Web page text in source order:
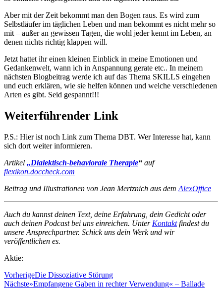
Aber mit der Zeit bekommt man den Bogen raus. Es wird zum
Selbstläufer im täglichen Leben und man bekommt es nicht mehr so
mit – außer an gewissen Tagen, die wohl jeder kennt im Leben, an
denen nichts richtig klappen will.
Jetzt hattet ihr einen kleinen Einblick in meine Emotionen und
Gedankenwelt, wann ich in Anspannung gerate etc.. In meinem
nächsten Blogbeitrag werde ich auf das Thema SKILLS eingehen
und euch erklären, wie sie helfen können und welche verschiedenen
Arten es gibt. Seid gespannt!!!
Weiterführender Link
P.S.: Hier ist noch Link zum Thema DBT. Wer Interesse hat, kann
sich dort weiter informieren.
Artikel „Dialektisch-behaviorale Therapie“ auf
flexikon.doccheck.com
Beitrag und Illustrationen von Jean Mertznich aus dem AlexOffice
Auch du kannst deinen Text, deine Erfahrung, dein Gedicht oder
auch deinen Podcast bei uns einreichen. Unter Kontaktfindest du
unsere Ansprechpartner. Schick uns dein Werk und wir
veröffentlichen es.
Aktie:
VorherigeDie Dissoziative Störung
Nächste»Empfangene Gaben in rechter Verwendung« – Ballade